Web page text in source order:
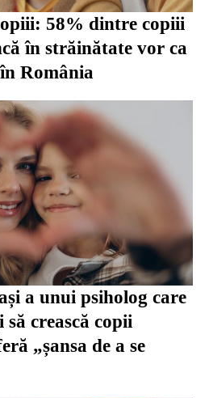
58% dintre copiii
în străinătate vor ca
România
a unui psiholog care
crească copii
„șansa de a se